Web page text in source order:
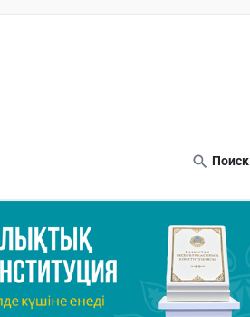
Поиск